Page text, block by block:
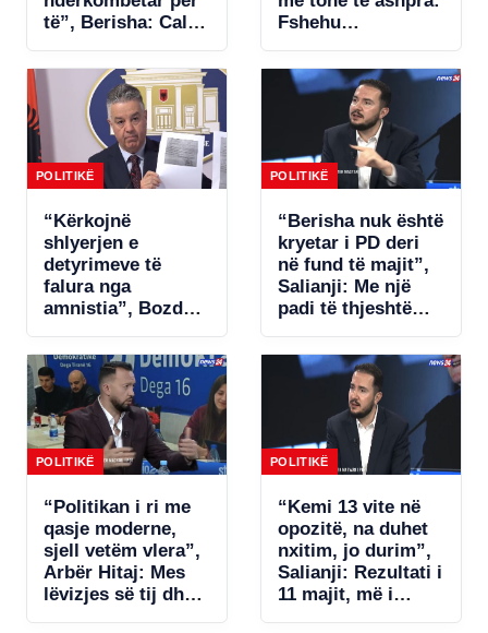
të”, Berisha: Call-
janë fenomeni më
kriminal në
Shqipëri
Fshehu
samitin në Spanjë!
POLITIKË
“Kërkojnë
shlyerjen e
detyrimeve të
falura nga
amnistia”, Bozdo
Po i bëhet presion
bizneseve.
Ministria e
Financave s’ka
miratuar aktet
nënligjore!
POLITIKË
“Berisha nuk është
kryetar i PD deri
në fund të majit”,
Salianji: Me një
padi të thjeshtë
statutin, por s’ia
jap këtë avantazh
Ramës (VIDEO)
POLITIKË
“Politikan i ri me
qasje moderne,
sjell vetëm vlera”,
Arbër Hitaj: Mes
lëvizjes së tij dhe
POLITIKË
“Kemi 13 vite në
opozitë, na duhet
nxitim, jo durim”,
Salianji: Rezultati i
11 majit, më i